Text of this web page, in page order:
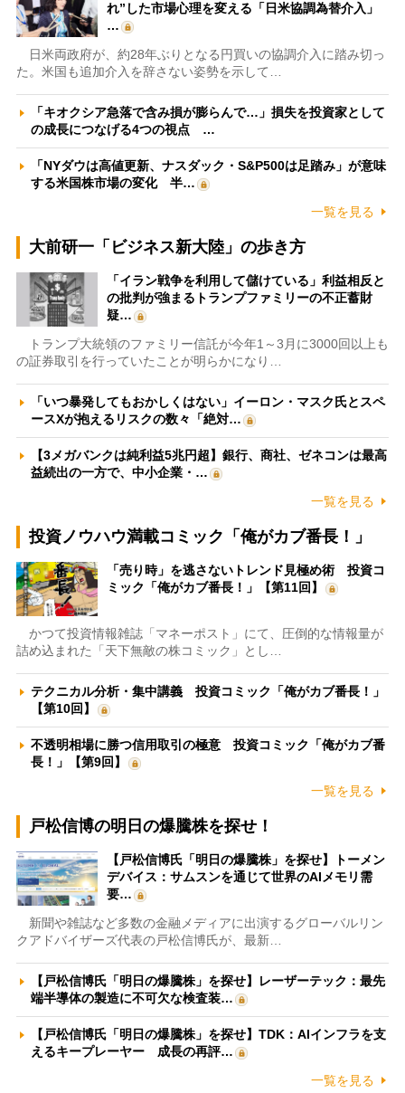
れ”した市場心理を変える「日米協調為替介入」
…
日米両政府が、約28年ぶりとなる円買いの協調介入に踏み切っ
た。米国も追加介入を辞さない姿勢を示して…
「キオクシア急落で含み損が膨らんで…」損失を投資家として
の成長につなげる4つの視点 …
「NYダウは高値更新、ナスダック・S&P500は足踏み」が意味
する米国株市場の変化 半…
一覧を見る
大前研一「ビジネス新大陸」の歩き方
「イラン戦争を利用して儲けている」利益相反と
の批判が強まるトランプファミリーの不正蓄財
疑…
トランプ大統領のファミリー信託が今年1～3月に3000回以上も
の証券取引を行っていたことが明らかになり…
「いつ暴発してもおかしくはない」イーロン・マスク氏とスペ
ースXが抱えるリスクの数々「絶対…
【3メガバンクは純利益5兆円超】銀行、商社、ゼネコンは最高
益続出の一方で、中小企業・…
一覧を見る
投資ノウハウ満載コミック「俺がカブ番長！」
「売り時」を逃さないトレンド見極め術 投資コ
ミック「俺がカブ番長！」【第11回】
かつて投資情報雑誌「マネーポスト」にて、圧倒的な情報量が
詰め込まれた「天下無敵の株コミック」とし…
テクニカル分析・集中講義 投資コミック「俺がカブ番長！」
【第10回】
不透明相場に勝つ信用取引の極意 投資コミック「俺がカブ番
長！」【第9回】
一覧を見る
戸松信博の明日の爆騰株を探せ！
【戸松信博氏「明日の爆騰株」を探せ】トーメン
デバイス：サムスンを通じて世界のAIメモリ需
要…
新聞や雑誌など多数の金融メディアに出演するグローバルリン
クアドバイザーズ代表の戸松信博氏が、最新…
【戸松信博氏「明日の爆騰株」を探せ】レーザーテック：最先
端半導体の製造に不可欠な検査装…
【戸松信博氏「明日の爆騰株」を探せ】TDK：AIインフラを支
えるキープレーヤー 成長の再評…
一覧を見る